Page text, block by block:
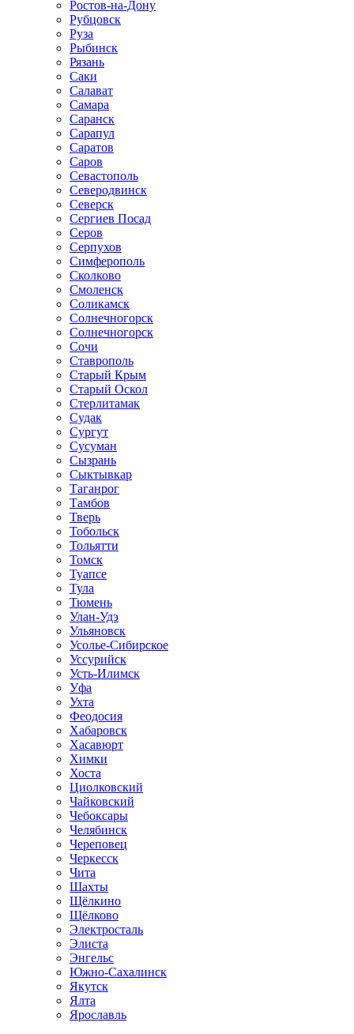
Ростов-на-Дону
Рубцовск
Руза
Рыбинск
Рязань
Саки
Салават
Самара
Саранск
Сарапул
Саратов
Саров
Севастополь
Северодвинск
Северск
Сергиев Посад
Серов
Серпухов
Симферополь
Сколково
Смоленск
Соликамск
Солнечногорск
Солнечногорск
Сочи
Ставрополь
Старый Крым
Старый Оскол
Стерлитамак
Судак
Сургут
Сусуман
Сызрань
Сыктывкар
Таганрог
Тамбов
Тверь
Тобольск
Тольятти
Томск
Туапсе
Тула
Тюмень
Улан-Удэ
Ульяновск
Усолье-Сибирское
Уссурийск
Усть-Илимск
Уфа
Ухта
Феодосия
Хабаровск
Хасавюрт
Химки
Хоста
Циолковский
Чайковский
Чебоксары
Челябинск
Череповец
Черкесск
Чита
Шахты
Щёлкино
Щёлково
Электросталь
Элиста
Энгельс
Южно-Сахалинск
Якутск
Ялта
Ярославль